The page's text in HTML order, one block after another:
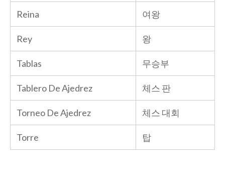
Reina 여왕
Rey 왕
Tablas 무승부
Tablero De Ajedrez 체스 판
Torneo De Ajedrez 체스 대회
Torre 탑